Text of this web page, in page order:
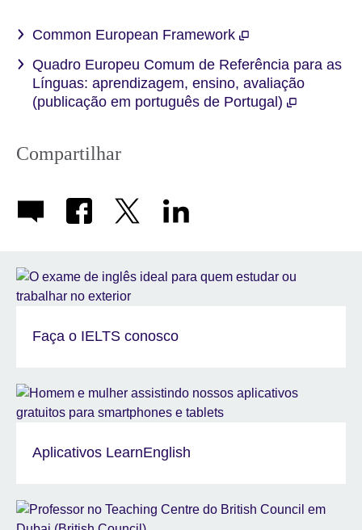
Common European Framework
Quadro Europeu Comum de Referência para as
Línguas: aprendizagem, ensino, avaliação
(publicação em português de Portugal)
Compartilhar
Faça o IELTS conosco
Aplicativos LearnEnglish